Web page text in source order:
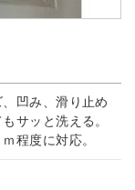
凹み、滑り止め
サッと洗える。
程度に対応。